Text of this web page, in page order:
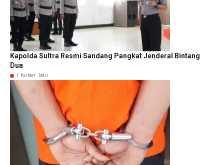
Kapolda Sultra Resmi Sandang Pangkat Jenderal Bintang
Dua
1 bulan lalu